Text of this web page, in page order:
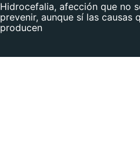
Hidrocefalia, afección que no
prevenir, aunque sí las causas
producen